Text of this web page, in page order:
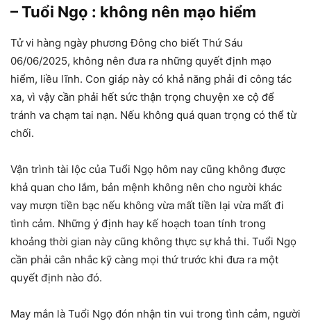
– Tuổi Ngọ : không nên mạo hiểm
Tử vi hàng ngày phương Đông cho biết Thứ Sáu
06/06/2025, không nên đưa ra những quyết định mạo
hiểm, liều lĩnh. Con giáp này có khả năng phải đi công tác
xa, vì vậy cần phải hết sức thận trọng chuyện xe cộ để
tránh va chạm tai nạn. Nếu không quá quan trọng có thể từ
chối.
Vận trình tài lộc của Tuổi Ngọ hôm nay cũng không được
khả quan cho lắm, bản mệnh không nên cho người khác
vay mượn tiền bạc nếu không vừa mất tiền lại vừa mất đi
tình cảm. Những ý định hay kế hoạch toan tính trong
khoảng thời gian này cũng không thực sự khả thi. Tuổi Ngọ
cần phải cân nhắc kỹ càng mọi thứ trước khi đưa ra một
quyết định nào đó.
May mắn là Tuổi Ngọ đón nhận tin vui trong tình cảm, người